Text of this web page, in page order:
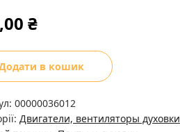
₴
в кошик
00000036012
Двигатели, вентиляторы духовки